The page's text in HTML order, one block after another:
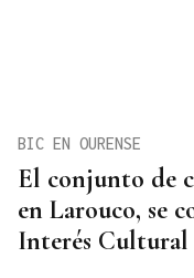
El conjunto de
en Larouco, se
Interés Cultural
BIC EN OURENSE